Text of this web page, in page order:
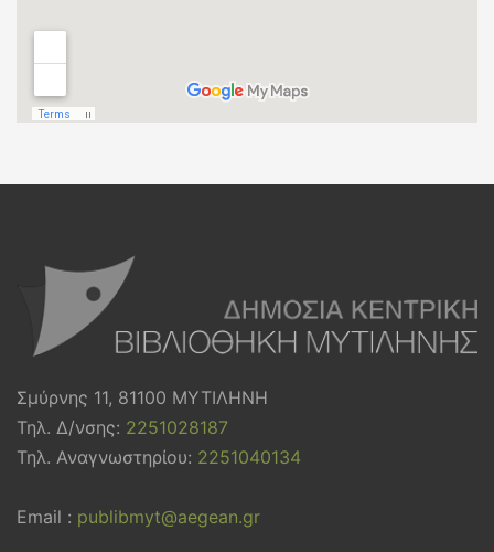
Σμύρνης 11, 81100 ΜΥΤΙΛΗΝΗ
Τηλ. Δ/νσης: 2251028187
Τηλ. Αναγνωστηρίου: 2251040134
Email : publibmyt@aegean.gr